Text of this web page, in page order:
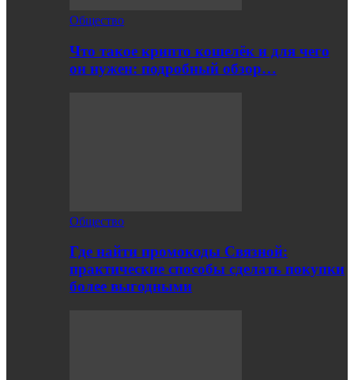
Общество
Что такое крипто кошелёк и для чего
он нужен: подробный обзор…
Общество
Где найти промокоды Связной:
практические способы сделать покупки
более выгодными